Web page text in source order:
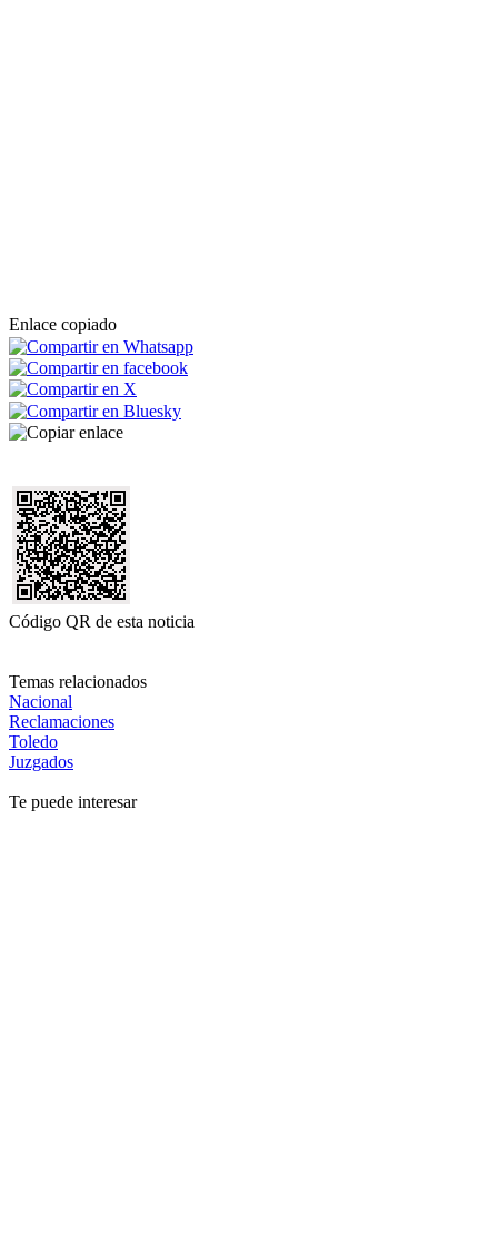
Enlace copiado
Código QR de esta noticia
Temas relacionados
Nacional
Reclamaciones
Toledo
Juzgados
Te puede interesar